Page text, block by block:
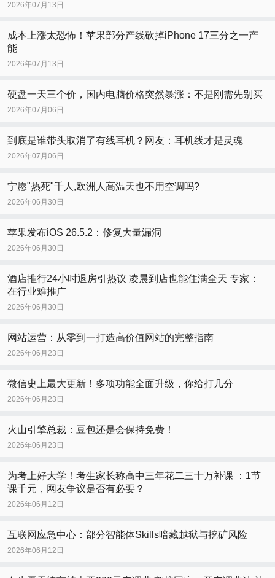
2026年07月13日
成本上涨太恐怖！苹果部分产线砍掉iPhone 17三分之一产
能
2026年07月13日
硬盘一天三个价，国内电脑价格突然暴涨：不是刚需先别买
2026年07月06日
到底是谁带头取消了有线耳机？网友：耳机线才是灵魂
2026年07月06日
宁愿"热死"千人,欧洲人高温天也不用空调吗?
2026年06月30日
苹果发布iOS 26.5.2：修复大量漏洞
2026年06月30日
酒店推行24小时退房引热议 凌晨到店也能住满全天 专家：
在行业难推广
2026年06月30日
网站运营：从零到一打造高价值网站的完整指南
2026年06月23日
微信史上最大更新！多项功能全面升级，你给打几分
2026年06月23日
火山引擎总裁：豆包还是会保持免费！
2026年06月23日
为考上好大学！考生家长称高中三年花二三十万补课 ：1节
课千元，网友争议是否有必要？
2026年06月12日
互联网应急中心：部分智能体Skills暗藏越狱与挖矿风险
2026年06月12日